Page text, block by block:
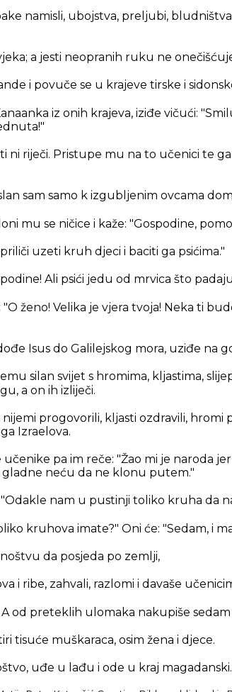
namisli, ubojstva, preljubi,
a jesti neopranih ruku ne
i povuče se u krajeve tirske i
iz onih krajeva, iziđe vičući:
ni riječi. Pristupe mu na to učenici te
sam samo k izgubljenim ovcama
mu se ničice i kaže: "Gospodine,
uzeti kruh djeci i baciti ga psićima."
Ali psići jedu od mrvica što
"O ženo! Velika je vjera tvoja! Neka ti
Isus do Galilejskog mora, uziđe na
silan svijet s hromima, kljastima,
a on ih izliječi.
progovorili, kljasti ozdravili, hromi
Izraelova.
učenike pa im reče: "Žao mi je naroda
gladne neću da ne klonu putem."
"Odakle nam u pustinji toliko kruha da
kruhova imate?" Oni će: "Sedam, i
da posjeda po zemlji,
i ribe, zahvali, razlomi i davaše
A od preteklih ulomaka nakupiše
tisuće muškaraca, osim žena i djece.
uđe u lađu i ode u kraj magadanski.